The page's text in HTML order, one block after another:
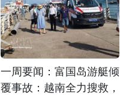
一周要闻：富国岛游艇倾
覆事故：越南全力搜救，